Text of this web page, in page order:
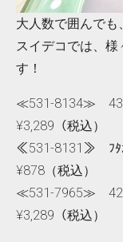
大人数で囲んでも
スイデコでは、様
す！
≪531-8134≫
¥3,289（税込）
≪531-8131≫ ﾌ
¥878（税込）
≪531-7965≫
¥3,289（税込）